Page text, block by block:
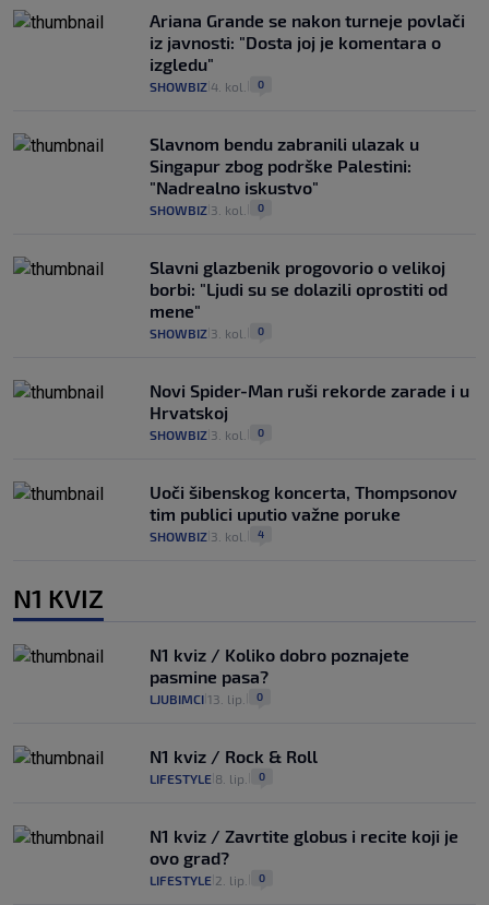
Ariana Grande se nakon turneje povlači
iz javnosti: "Dosta joj je komentara o
izgledu"
SHOWBIZ 4. kol. 0
Slavnom bendu zabranili ulazak u
Singapur zbog podrške Palestini:
"Nadrealno iskustvo"
SHOWBIZ 3. kol. 0
Slavni glazbenik progovorio o velikoj
borbi: "Ljudi su se dolazili oprostiti od
mene"
SHOWBIZ 3. kol. 0
Novi Spider-Man ruši rekorde zarade i u
Hrvatskoj
SHOWBIZ 3. kol. 0
Uoči šibenskog koncerta, Thompsonov
tim publici uputio važne poruke
SHOWBIZ 3. kol. 4
N1 KVIZ
N1 kviz / Koliko dobro poznajete
pasmine pasa?
LJUBIMCI 13. lip. 0
N1 kviz / Rock & Roll
LIFESTYLE 8. lip. 0
N1 kviz / Zavrtite globus i recite koji je
ovo grad?
LIFESTYLE 2. lip. 0